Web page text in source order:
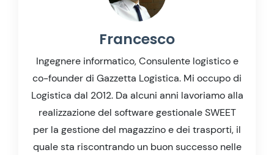
Francesco
Ingegnere informatico, Consulente logistico e
co-founder di Gazzetta Logistica. Mi occupo di
Logistica dal 2012. Da alcuni anni lavoriamo alla
realizzazione del software gestionale SWEET
per la gestione del magazzino e dei trasporti, il
quale sta riscontrando un buon successo nelle